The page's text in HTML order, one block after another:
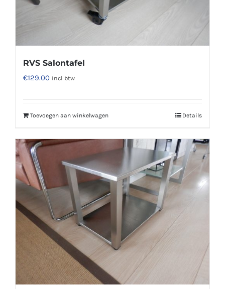
worden
op
de
productpagina
RVS Salontafel
€129.00 incl btw
Toevoegen aan winkelwagen Details